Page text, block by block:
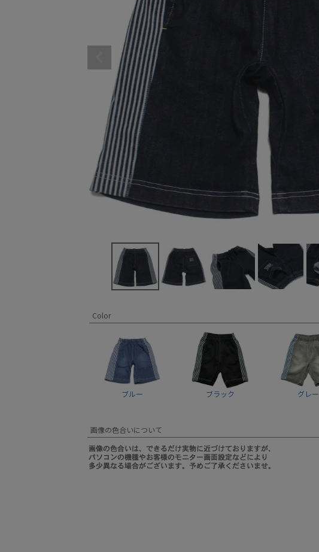
Color
ブルー ブラック グレー
画像の色合いについて